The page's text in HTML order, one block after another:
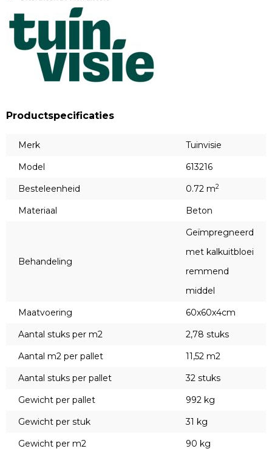
Productspecificaties
Merk
Tuinvisie
Model
613216
Besteleenheid
0.72 m2
Materiaal Beton
Behandeling
Geïmpregneerd
met kalkuitbloei
remmend
middel
Maatvoering
60x60x4cm
Aantal stuks per m2
2,78 stuks
Aantal m2 per pallet
11,52 m2
Aantal stuks per pallet
32 stuks
Gewicht per pallet
992 kg
Gewicht per stuk
31 kg
Gewicht per m2
90 kg